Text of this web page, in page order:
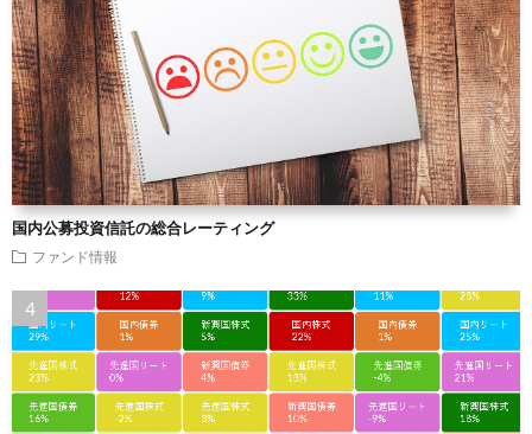
国内公募投資信託の総合レーティング
ファンド情報